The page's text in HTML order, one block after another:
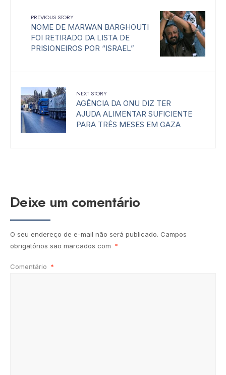
PREVIOUS STORY
NOME DE MARWAN BARGHOUTI
FOI RETIRADO DA LISTA DE
PRISIONEIROS POR “ISRAEL”
NEXT STORY
AGÊNCIA DA ONU DIZ TER
AJUDA ALIMENTAR SUFICIENTE
PARA TRÊS MESES EM GAZA
Deixe um comentário
O seu endereço de e-mail não será publicado. Campos
obrigatórios são marcados com *
Comentário *